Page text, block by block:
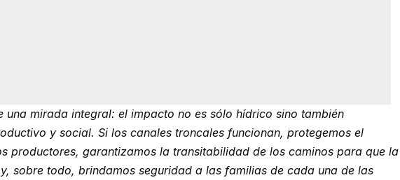
una mirada integral: el impacto no es sólo hídrico sino también
y social. Si los canales troncales funcionan, protegemos el
productores, garantizamos la transitabilidad de los caminos para que la
sobre todo, brindamos seguridad a las familias de cada una de las